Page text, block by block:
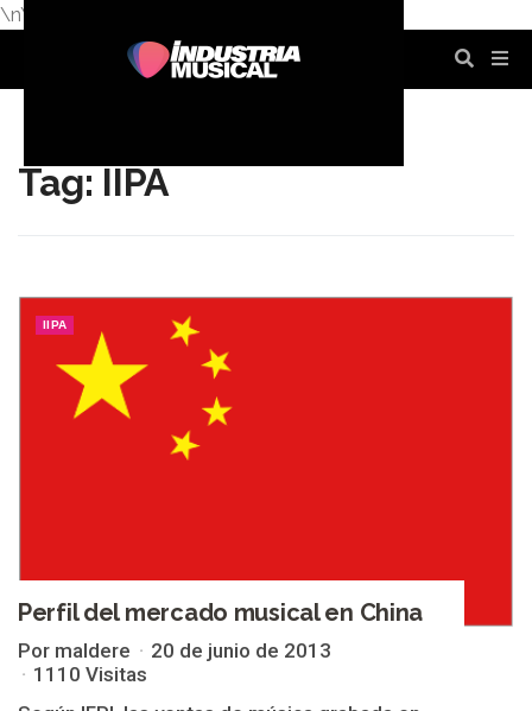
\n\n
Tag: IIPA
IIPA
Perfil del mercado musical en China
Por maldere
20 de junio de 2013
1110 Visitas